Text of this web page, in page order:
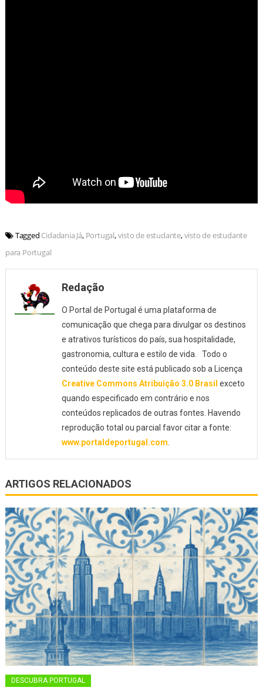
Tagged Cidadania Já, Portugal,visto de estudante,visto de estudante
para Portugal
Redação
O Portal de Portugal é uma plataforma de
comunicação que chega para divulgar os destinos
e atrativos turísticos do país, sua hospitalidade,
gastronomia, cultura e estilo de vida. Todo o
conteúdo deste site está publicado sob a Licença
Creative Commons Atribuição 3.0 Brasil exceto
quando especificado em contrário e nos
conteúdos replicados de outras fontes. Havendo
reprodução total ou parcial favor citar a fonte:
www.portaldeportugal.com
ARTIGOS RELACIONADOS
DESCUBRA PORTUGAL